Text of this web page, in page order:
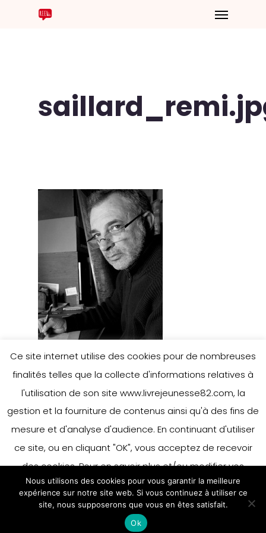
Leave a Reply
You must belogged into post a
comment.
Ce site internet utilise des cookies pour de nombreuses
finalités telles que la collecte d'informations relatives à
l'utilisation de son site www.livrejeunesse82.com, la
gestion et la fourniture de contenus ainsi qu'à des fins de
mesure et d'analyse d'audience. En continuant d'utiliser
ce site, ou en cliquant "OK", vous acceptez de recevoir
des cookies. Pour en savoir plus et/ou modifier vos
préférences en matière de cookies, merci de vous référer
à notre politique sur les cookies.
Accepter
En savoir plus
Nous utilisons des cookies pour vous garantir la meilleure
expérience sur notre site web. Si vous continuez à utiliser ce
site, nous supposerons que vous en êtes satisfait.
Ok